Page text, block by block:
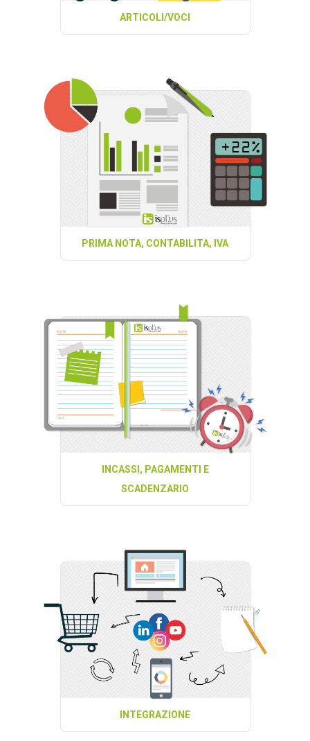
ARTICOLI/VOCI
PRIMA NOTA, CONTABILITA, IVA
INCASSI, PAGAMENTI E
SCADENZARIO
INTEGRAZIONE